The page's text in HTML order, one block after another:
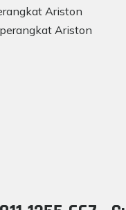
Ariston
Ariston